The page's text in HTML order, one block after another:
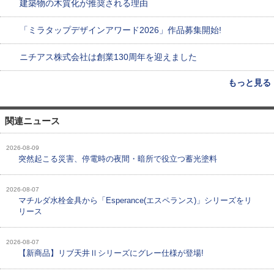
建築物の木質化が推奨される理由
「ミラタップデザインアワード2026」作品募集開始!
ニチアス株式会社は創業130周年を迎えました
もっと見る
関連ニュース
2026-08-09
突然起こる災害、停電時の夜間・暗所で役立つ蓄光塗料
2026-08-07
マチルダ水栓金具から「Esperance(エスペランス)」シリーズをリ
リース
2026-08-07
【新商品】リブ天井Ⅱシリーズにグレー仕様が登場!